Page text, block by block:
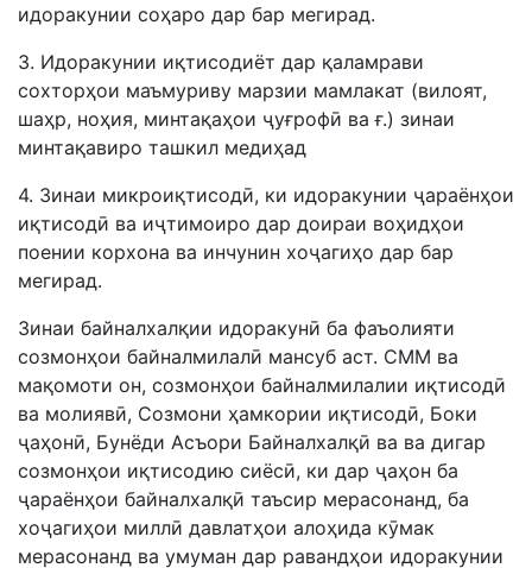
идоракунии соҳаро дар бар мегирад.
3. Идоракунии иқтисодиёт дар қаламрави
сохторҳои маъмуриву марзии мамлакат (вилоят,
шаҳр, ноҳия, минтақаҳои ҷуғрофӣ ва ғ.) зинаи
минтақавиро ташкил медиҳад
4. Зинаи микроиқтисодӣ, ки идоракунии ҷараёнҳои
иқтисодӣ ва иҷтимоиро дар доираи воҳидҳои
поении корхона ва инчунин хоҷагиҳо дар бар
мегирад.
Зинаи байналхaлқии идоракунӣ ба фаъолияти
созмонҳои байналмилалӣ мансуб аст. СММ ва
мaқомоти он, созмонҳои байналмилалии иқтисодӣ
ва молиявӣ, Созмони ҳамкории иқтисодӣ, Боки
ҷаҳонӣ, Бунёди Асъори Байналхалқӣ ва ва дигар
созмонҳои иқтисодию сиёсӣ, ки дар ҷаҳон ба
ҷараёнҳои байналхалқӣ таъсир мерасонанд, ба
хоҷагиҳои миллӣ давлатҳои алоҳида кӯмак
мерасонанд ва умуман дар равандҳои идоракунии